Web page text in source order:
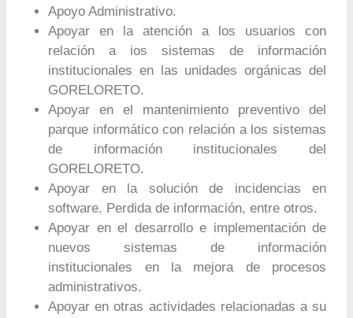
Apoyo Administrativo.
Apoyar en la atención a los usuarios con
relación a ios sistemas de información
institucionales en las unidades orgánicas del
GORELORETO.
Apoyar en el mantenimiento preventivo del
parque informático con relación a los sistemas
de información institucionales del
GORELORETO.
Apoyar en la solución de incidencias en
software. Perdida de información, entre otros.
Apoyar en el desarrollo e implementación de
nuevos sistemas de información
institucionales en la mejora de procesos
administrativos.
Apoyar en otras actividades relacionadas a su